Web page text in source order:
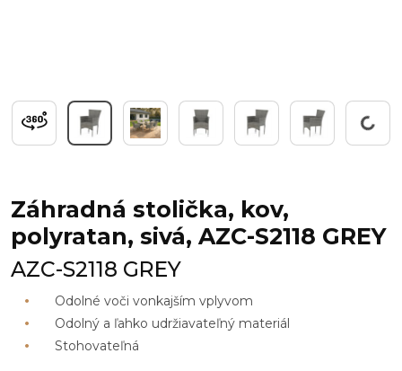
Working...
Záhradná stolička, kov,
polyratan, sivá, AZC-S2118 GREY
AZC-S2118 GREY
Odolné voči vonkajším vplyvom
Odolný a ľahko udržiavateľný materiál
Stohovateľná